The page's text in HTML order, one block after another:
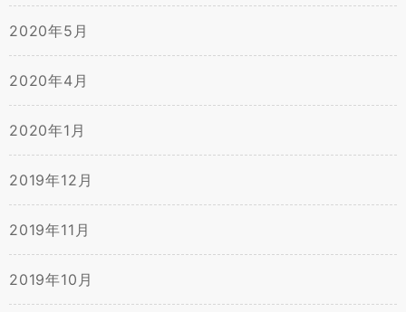
2020年5月
2020年4月
2020年1月
2019年12月
2019年11月
2019年10月